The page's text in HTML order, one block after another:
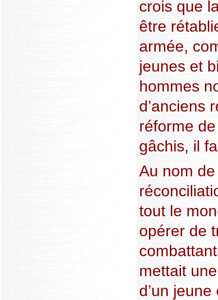
crois que
être
armée,
jeunes et
hommes
d’anciens
réforme
gâchis, il
Au nom
tout le
opérer de
mettait
d’un